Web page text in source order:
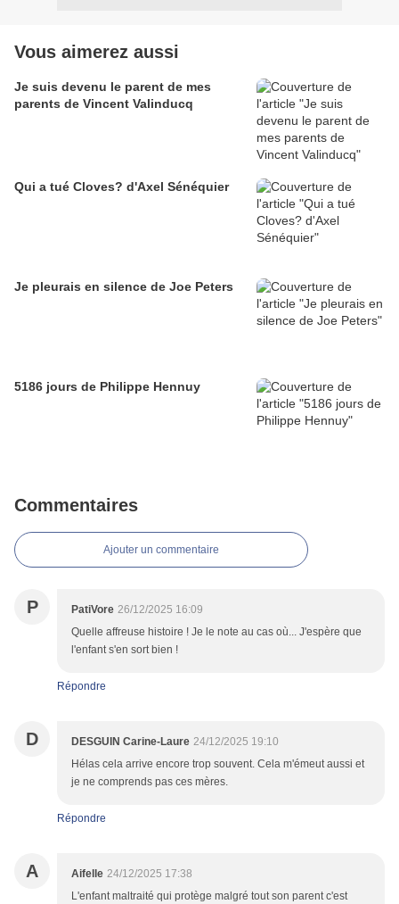
Vous aimerez aussi
Je suis devenu le parent de mes
parents de Vincent Valinducq
Qui a tué Cloves? d'Axel Sénéquier
Je pleurais en silence de Joe Peters
5186 jours de Philippe Hennuy
Commentaires
Ajouter un commentaire
P PatiVore 26/12/2025 16:09
Quelle affreuse histoire ! Je le note au cas où... J'espère que
l'enfant s'en sort bien !
Répondre
D DESGUIN Carine-Laure 24/12/2025 19:10
Hélas cela arrive encore trop souvent. Cela m'émeut aussi et
je ne comprends pas ces mères.
Répondre
A Aifelle 24/12/2025 17:38
L'enfant maltraité qui protège malgré tout son parent c'est